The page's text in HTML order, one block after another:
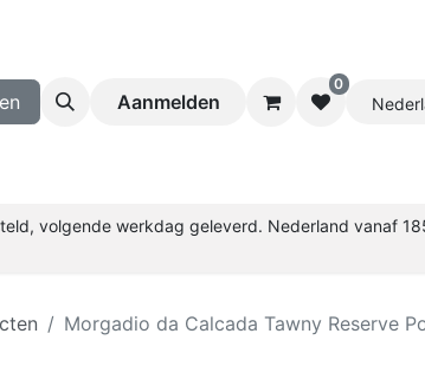
Aanmelden
0
volgende werkdag geleverd. Nederland vanaf
Morgadio da Calcada Tawny Reserve